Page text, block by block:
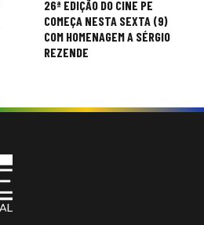
26ª EDIÇÃO DO CINE PE
COMEÇA NESTA SEXTA (9)
COM HOMENAGEM A SÉRGIO
REZENDE